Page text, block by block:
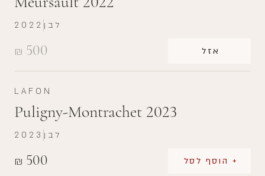
₪ 500 אזל
2022 לבן
LAFON
Puligny-Montrachet 2023
₪ 500 + הוסף לסל
2023 לבן